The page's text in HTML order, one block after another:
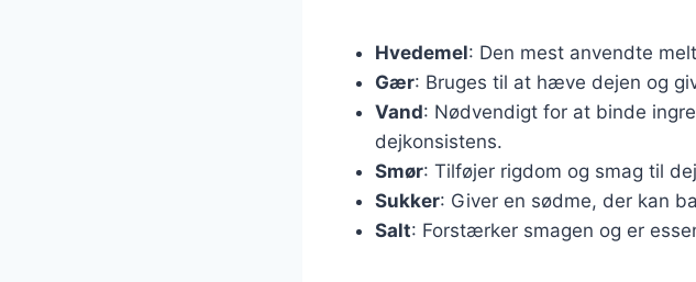
Hvedemel: Den mest anvendte
Gær: Bruges til at hæve dejen og
Vand: Nødvendigt for at binde
dejkonsistens.
Smør: Tilføjer rigdom og smag til
Sukker: Giver en sødme, der kan
Salt: Forstærker smagen og er